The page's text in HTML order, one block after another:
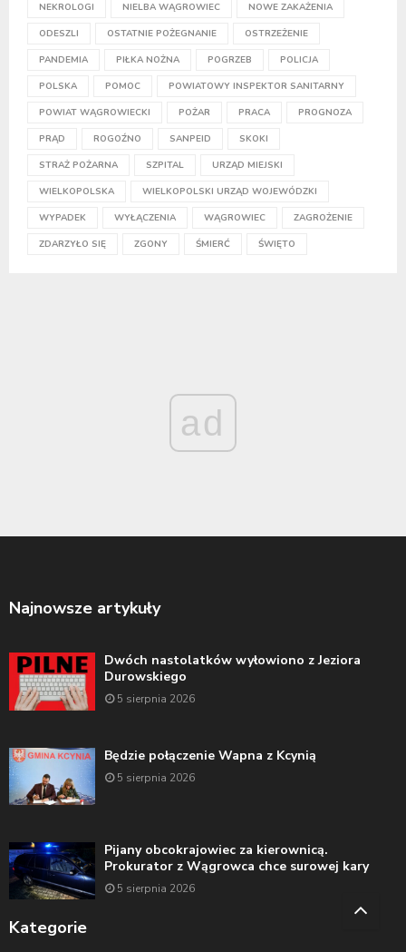
NEKROLOGI NIELBA WĄGROWIEC NOWE ZAKAŻENIA
ODESZLI OSTATNIE POŻEGNANIE OSTRZEŻENIE
PANDEMIA PIŁKA NOŻNA POGRZEB POLICJA
POLSKA POMOC POWIATOWY INSPEKTOR SANITARNY
POWIAT WĄGROWIECKI POŻAR PRACA PROGNOZA
PRĄD ROGOŹNO SANPEID SKOKI
STRAŻ POŻARNA SZPITAL URZĄD MIEJSKI
WIELKOPOLSKA WIELKOPOLSKI URZĄD WOJEWÓDZKI
WYPADEK WYŁĄCZENIA WĄGROWIEC ZAGROŻENIE
ZDARZYŁO SIĘ ZGONY ŚMIERĆ ŚWIĘTO
ad
Najnowsze artykuły
Dwóch nastolatków wyłowiono z Jeziora
Durowskiego
5 sierpnia 2026
Będzie połączenie Wapna z Kcynią
5 sierpnia 2026
Pijany obcokrajowiec za kierownicą.
Prokurator z Wągrowca chce surowej kary
5 sierpnia 2026
Kategorie